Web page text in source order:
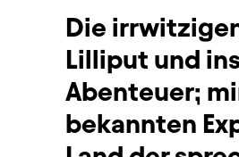
Die
Lilliput und
Abenteuer;
bekannten